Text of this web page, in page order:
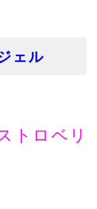
ェル
トロベリ